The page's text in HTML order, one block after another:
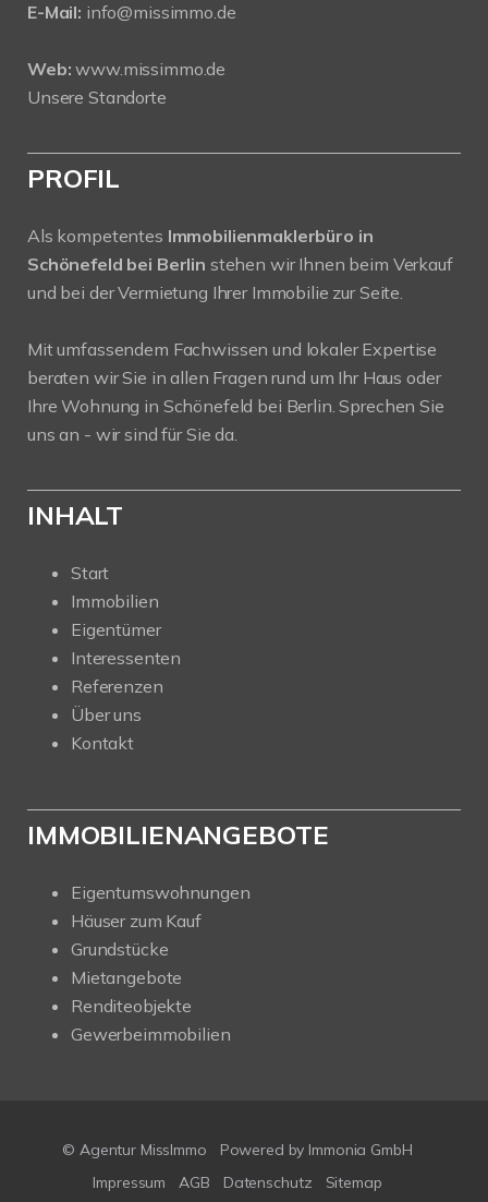
E-Mail: info@missimmo.de
Web: www.missimmo.de
Unsere Standorte
PROFIL
Als kompetentes Immobilienmaklerbüro in
Schönefeld bei Berlin stehen wir Ihnen beim Verkauf
und bei der Vermietung Ihrer Immobilie zur Seite.
Mit umfassendem Fachwissen und lokaler Expertise
beraten wir Sie in allen Fragen rund um Ihr Haus oder
Ihre Wohnung in Schönefeld bei Berlin. Sprechen Sie
uns an - wir sind für Sie da.
INHALT
Start
Immobilien
Eigentümer
Interessenten
Referenzen
Über uns
Kontakt
IMMOBILIENANGEBOTE
Eigentumswohnungen
Häuser zum Kauf
Grundstücke
Mietangebote
Renditeobjekte
Gewerbeimmobilien
© Agentur MissImmo Powered by Immonia GmbH
Impressum
AGB Datenschutz Sitemap